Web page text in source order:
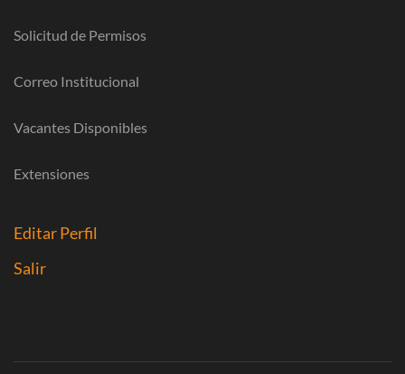
Solicitud de Permisos
Correo Institucional
Vacantes Disponibles
Extensiones
Editar Perfil
Salir